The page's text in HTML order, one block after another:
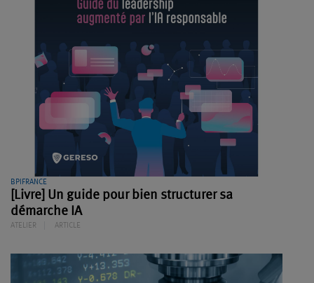
BPIFRANCE
[Livre] Un guide pour bien structurer sa
démarche IA
ATELIER ARTICLE